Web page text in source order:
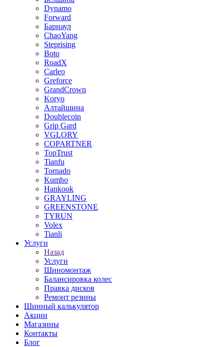
Dynamo
Forward
Барнаул
ChaoYang
Steprising
Boto
RoadX
Carleo
Greforce
GrandCrown
Koryo
Алтайшина
Doublecoin
Grip Gard
VGLORY
COPARTNER
TopTrust
Tianfu
Tornado
Kumho
Hankook
GRAYLING
GREENSTONE
TYRUN
Volex
Tianli
Услуги
Назад
Услуги
Шиномонтаж
Балансировка колес
Правка дисков
Ремонт резины
Шинный калькулятор
Акции
Магазины
Контакты
Блог